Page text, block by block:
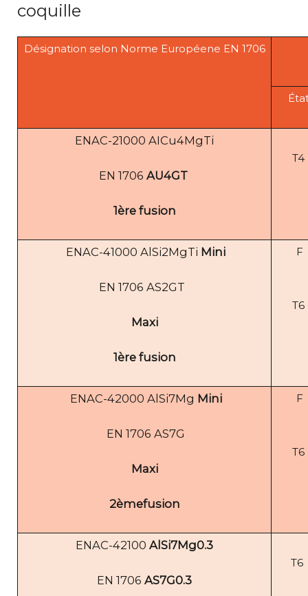
coquille
Désignation selon Norme Européene EN 1706
ENAC-21000 AICu4MgTi
EN 1706 AU4GT
1ère fusion
T4
ENAC-41000 AlSi2MgTi Mini
EN 1706 AS2GT
Maxi
1ère fusion
F
T6
ENAC-42000 AlSi7Mg Mini
EN 1706 AS7G
Maxi
2èmefusion
F
T6
ENAC-42100 AlSi7Mg0.3
EN 1706 AS7G0.3
T6